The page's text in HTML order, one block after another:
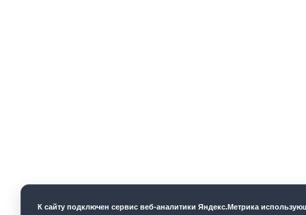
К cайту подключен сервис веб-аналитики Яндекс.Метрика